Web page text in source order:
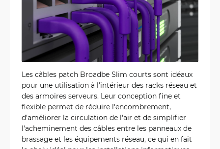
Les câbles patch Broadbe Slim courts sont idéaux
pour une utilisation à l'intérieur des racks réseau et
des armoires serveurs. Leur conception fine et
flexible permet de réduire l'encombrement,
d'améliorer la circulation de l'air et de simplifier
l'acheminement des câbles entre les panneaux de
brassage et les équipements réseau, ce qui en fait